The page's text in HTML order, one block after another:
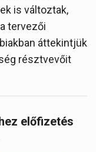
is változtak,
tervezői
áttekintjük
résztvevőit
előfizetés